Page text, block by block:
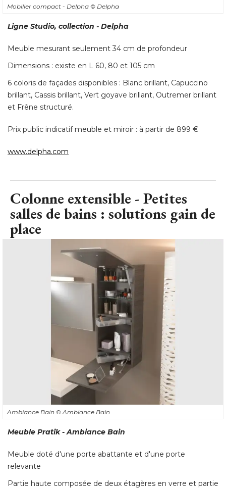
Mobilier compact - Delpha © Delpha
Ligne Studio, collection - Delpha
Meuble mesurant seulement 34 cm de profondeur
Dimensions : existe en L 60, 80 et 105 cm
6 coloris de façades disponibles : Blanc brillant, Capuccino
brillant, Cassis brillant, Vert goyave brillant, Outremer brillant
et Frêne structuré.
Prix public indicatif meuble et miroir : à partir de 899 €
www.delpha.com
Colonne extensible - Petites
salles de bains : solutions gain de
place
Ambiance Bain © Ambiance Bain
Meuble Pratik - Ambiance Bain
Meuble doté d'une porte abattante et d'une porte
relevante
Partie haute composée de deux étagères en verre et partie